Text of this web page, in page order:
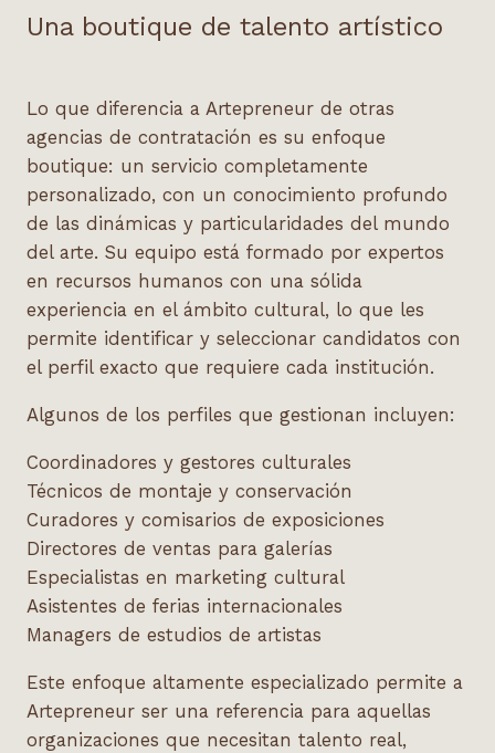
Una boutique de talento artístico
Lo que diferencia a Artepreneur de otras
agencias de contratación es su enfoque
boutique: un servicio completamente
personalizado, con un conocimiento profundo
de las dinámicas y particularidades del mundo
del arte. Su equipo está formado por expertos
en recursos humanos con una sólida
experiencia en el ámbito cultural, lo que les
permite identificar y seleccionar candidatos con
el perfil exacto que requiere cada institución.
Algunos de los perfiles que gestionan incluyen:
Coordinadores y gestores culturales
Técnicos de montaje y conservación
Curadores y comisarios de exposiciones
Directores de ventas para galerías
Especialistas en marketing cultural
Asistentes de ferias internacionales
Managers de estudios de artistas
Este enfoque altamente especializado permite a
Artepreneur ser una referencia para aquellas
organizaciones que necesitan talento real,